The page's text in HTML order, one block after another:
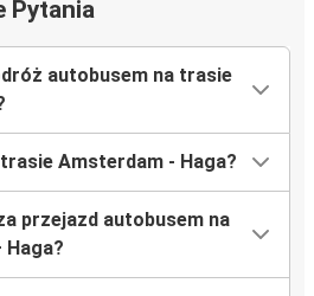
Pytania
autobusem na trasie
Amsterdam - Haga?
przejazd autobusem na